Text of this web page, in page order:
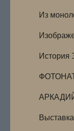
Из
История